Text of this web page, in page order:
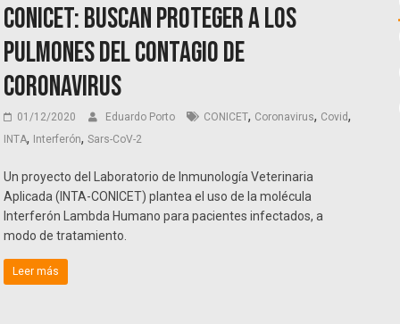
CONICET: Buscan proteger a los
pulmones del contagio de
coronavirus
01/12/2020 Eduardo Porto CONICET, Coronavirus, Covid,
INTA, Interferón,Sars-CoV-2
Un proyecto del Laboratorio de Inmunología Veterinaria
Aplicada (INTA-CONICET) plantea el uso de la molécula
Interferón Lambda Humano para pacientes infectados, a
modo de tratamiento.
Leer más